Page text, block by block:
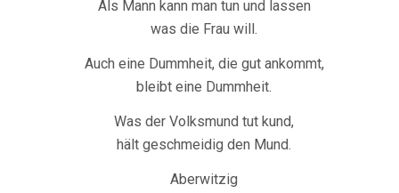
Als Mann kann man tun und lassen
was die Frau will.
Auch eine Dummheit, die gut ankommt,
bleibt eine Dummheit.
Was der Volksmund tut kund,
hält geschmeidig den Mund.
Aberwitzig